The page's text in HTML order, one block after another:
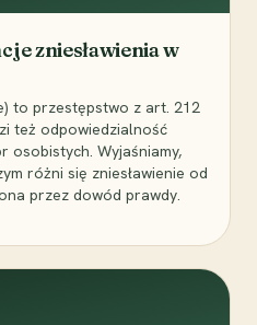
zniesławienia w
to przestępstwo z art. 212
też odpowiedzialność
osobistych. Wyjaśniamy,
różni się zniesławienie od
przez dowód prawdy.